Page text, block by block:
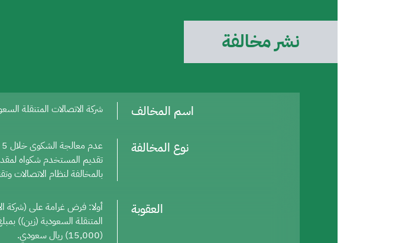
نشر مخالفة
اسم المخالف شركة الاتصالات المتنقلة
نوع المخالفة
تقديم المستخدم شكواه
بالمخالفة لنظام الاتصالات
العقوبة
أولا: فرض غرامة على (شركة
المتنقلة السعودية (زين))
(15,000) ريال سعودي.